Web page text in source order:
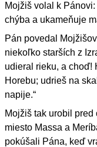
Mojžiš volal k
chýba a ukameňuje
Pán povedal
niekoľko starších z
udieral rieku, a choď!
Horebu; udrieš na
napije.“
Mojžiš tak urobil
miesto Massa a
pokúšali Pána, keď